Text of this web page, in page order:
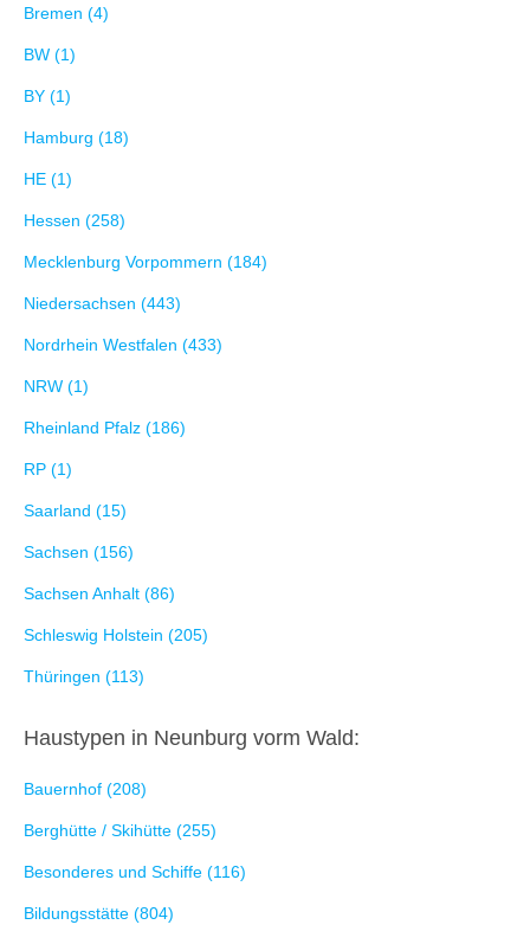
Bremen (4)
BW (1)
BY (1)
Hamburg (18)
HE (1)
Hessen (258)
Mecklenburg Vorpommern (184)
Niedersachsen (443)
Nordrhein Westfalen (433)
NRW (1)
Rheinland Pfalz (186)
RP (1)
Saarland (15)
Sachsen (156)
Sachsen Anhalt (86)
Schleswig Holstein (205)
Thüringen (113)
Haustypen in Neunburg vorm Wald:
Bauernhof (208)
Berghütte / Skihütte (255)
Besonderes und Schiffe (116)
Bildungsstätte (804)